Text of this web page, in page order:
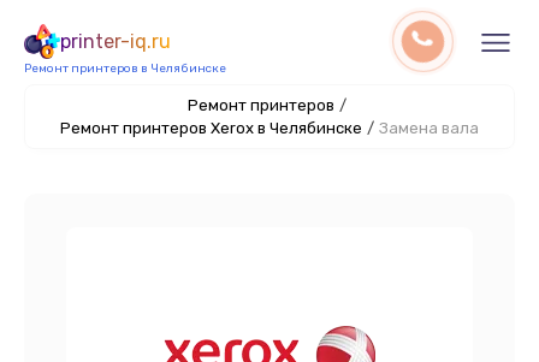
printer-iq.ru
Ремонт принтеров в Челябинске
Ремонт принтеров /
Ремонт принтеров Xerox в Челябинске / Замена вала